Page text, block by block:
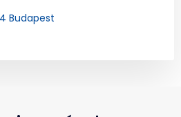
Budapest